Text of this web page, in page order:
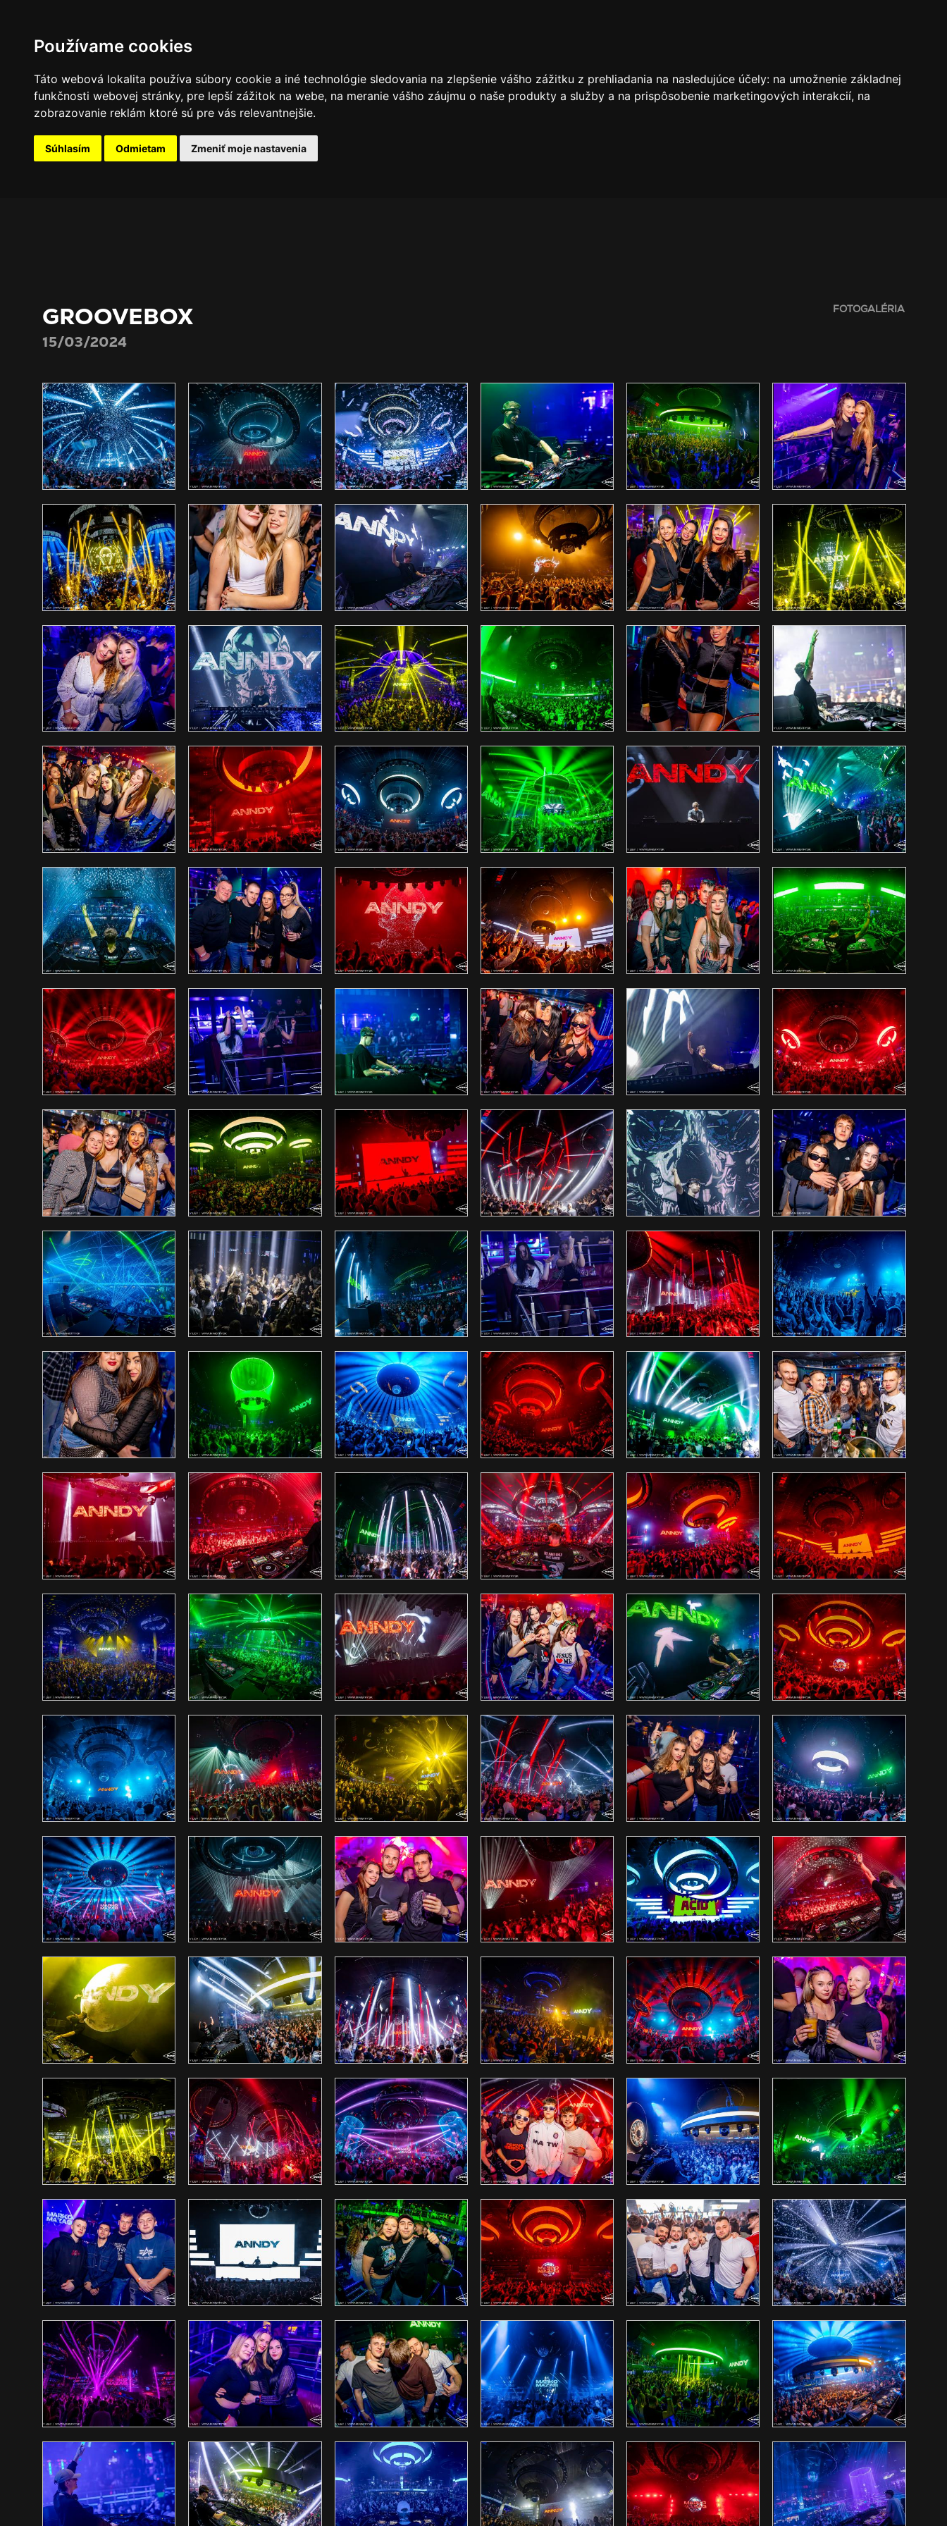
Používame cookies
Táto webová lokalita používa súbory cookie a iné technológie sledovania na zlepšenie vášho zážitku z prehliadania na nasledujúce účely: na umožnenie základnej
funkčnosti webovej stránky, pre lepší zážitok na webe, na meranie vášho záujmu o naše produkty a služby a na prispôsobenie marketingových interakcií, na
zobrazovanie reklám ktoré sú pre vás relevantnejšie.
Súhlasím Odmietam Zmeniť moje nastavenia
GROOVEBOX
15/03/2024
FOTOGALÉRIA